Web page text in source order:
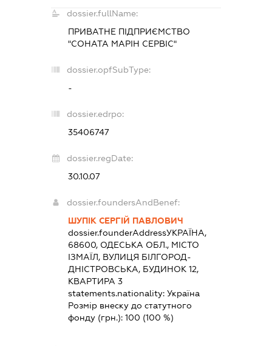
dossier.fullName:
ПРИВАТНЕ ПІДПРИЄМСТВО
"СОНАТА МАРІН СЕРВІС"
dossier.opfSubType:
-
dossier.edrpo:
35406747
dossier.regDate:
30.10.07
dossier.foundersAndBenef:
ШУПІК СЕРГІЙ ПАВЛОВИЧ
dossier.founderAddressУКРАЇНА,
68600, ОДЕСЬКА ОБЛ., МІСТО
ІЗМАЇЛ, ВУЛИЦЯ БІЛГОРОД-
ДНІСТРОВСЬКА, БУДИНОК 12,
КВАРТИРА 3
statements.nationality:Україна
Розмір внеску до статутного
фонду (грн.):100 (100 %)